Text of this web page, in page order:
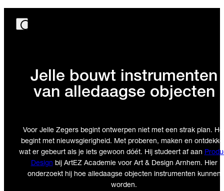
Jelle bouwt instrumenten
van alledaagse objecten
Voor Jelle Zegers begint ontwerpen niet met een strak plan.
begint met nieuwsgierigheid. Met proberen, maken en
wat er gebeurt als je iets gewoon dóét. Hij studeert af aan
Design bij ArtEZ Academie voor Art & Design Arnhem. Hier
onderzoekt hij hoe alledaagse objecten instrumenten kunnen
worden.